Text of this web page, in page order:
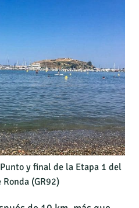
y final de la Etapa 1 del
Ronda (GR92)